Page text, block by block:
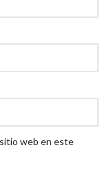
web en este